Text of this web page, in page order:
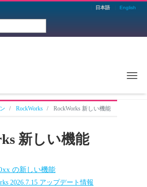
日本語 English
RockWorks RockWorks 新しい機能
新しい機能
の新しい機能
2026.7.15 アップデート情報